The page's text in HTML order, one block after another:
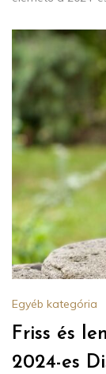
Egyéb kategória
Friss és
2024-es